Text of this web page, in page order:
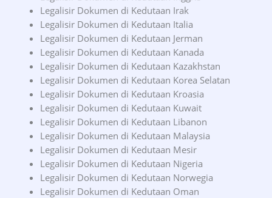
Legalisir Dokumen di Kedutaan Irak
Legalisir Dokumen di Kedutaan Italia
Legalisir Dokumen di Kedutaan Jerman
Legalisir Dokumen di Kedutaan Kanada
Legalisir Dokumen di Kedutaan Kazakhstan
Legalisir Dokumen di Kedutaan Korea Selatan
Legalisir Dokumen di Kedutaan Kroasia
Legalisir Dokumen di Kedutaan Kuwait
Legalisir Dokumen di Kedutaan Libanon
Legalisir Dokumen di Kedutaan Malaysia
Legalisir Dokumen di Kedutaan Mesir
Legalisir Dokumen di Kedutaan Nigeria
Legalisir Dokumen di Kedutaan Norwegia
Legalisir Dokumen di Kedutaan Oman